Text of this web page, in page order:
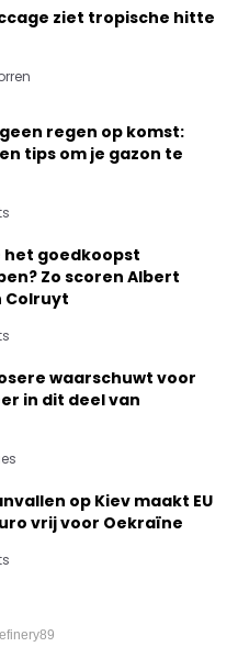
ziet tropische hitte
regen op komst:
tips om je gazon te
het goedkoopst
Zo scoren Albert
Colruyt
waarschuwt voor
in dit deel van
op Kiev maakt EU
vrij voor Oekraïne
ER OP